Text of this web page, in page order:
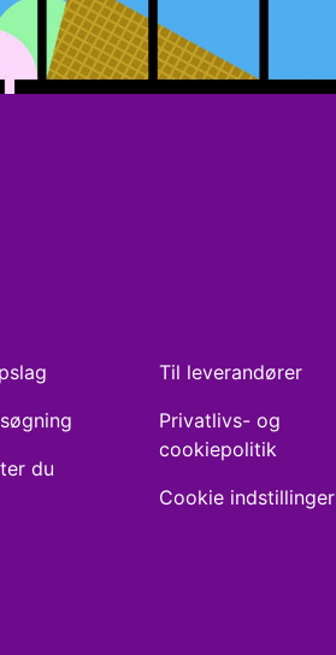
du
Til leverandører
Privatlivs- og
cookiepolitik
Cookie indstillinger